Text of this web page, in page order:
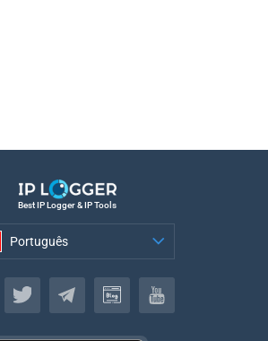
Best IP Logger & IP Tools
Português
Português